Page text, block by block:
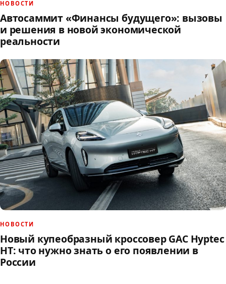
НОВОСТИ
Автосаммит «Финансы будущего»: вызовы
и решения в новой экономической
реальности
НОВОСТИ
Новый купеобразный кроссовер GAC Hyptec
HT: что нужно знать о его появлении в
России